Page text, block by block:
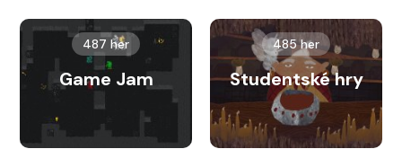
487 her
Game Jam
485 her
Studentské hry